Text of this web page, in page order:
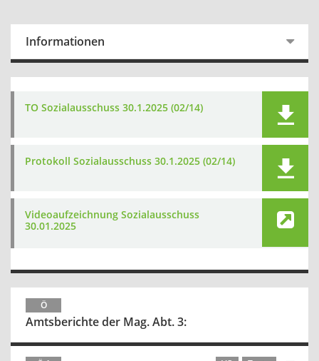
Informationen
TO Sozialausschuss 30.1.2025 (02/14)
Protokoll Sozialausschuss 30.1.2025 (02/14)
Videoaufzeichnung Sozialausschuss
30.01.2025
Ö
Amtsberichte der Mag. Abt. 3: